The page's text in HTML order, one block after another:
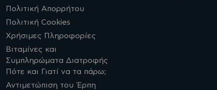
Πολιτική Απορρήτου
Πολιτική Cookies
Χρήσιμες Πληροφορίες
Βιταμίνες και
Συμπληρώματα Διατροφής
Πότε και Γιατί να τα πάρω;
Αντιμετώπιση του Έρπη